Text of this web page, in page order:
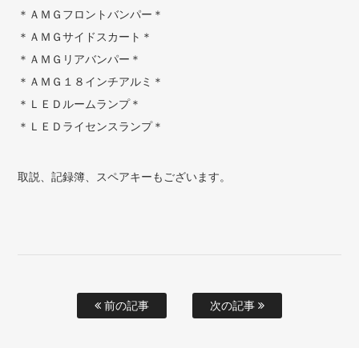
＊ＡＭＧフロントバンパー＊
＊ＡＭＧサイドスカート＊
＊ＡＭＧリアバンパー＊
＊ＡＭＧ１８インチアルミ＊
＊ＬＥＤルームランプ＊
＊ＬＥＤライセンスランプ＊
取説、記録簿、スペアキーもございます。
前の記事 次の記事